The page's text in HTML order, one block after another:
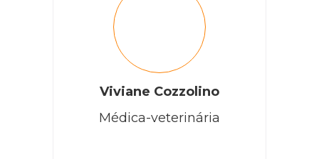
Viviane Cozzolino
Médica-veterinária